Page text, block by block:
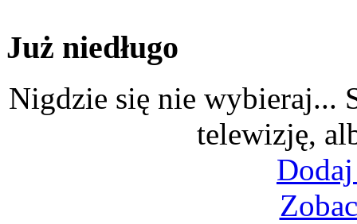
Już niedługo
Nigdzie się nie wybieraj...
telewizję,